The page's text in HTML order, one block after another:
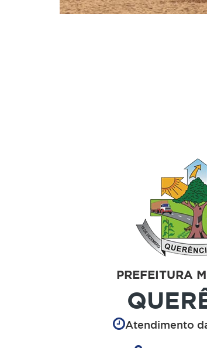
PREFEITURA
Atendimento